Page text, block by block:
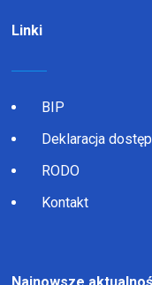
Linki
BIP
Deklaracja
RODO
Kontakt